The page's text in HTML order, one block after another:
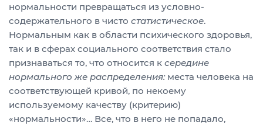
нормальности превращаться из условно-
содержательного в чисто статистическое.
Нормальным как в области психического здоровья,
так и в сферах социального соответствия стало
признаваться то, что относится к середине
нормального же распределения:места человека на
соответствующей кривой, по некоему
используемому качеству (критерию)
«нормальности»… Все, что в него не попадало,